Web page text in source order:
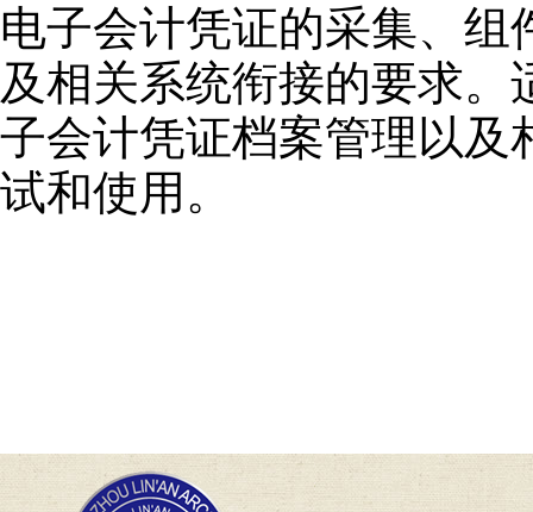
电子会计凭证的采集、
及相关系统衔接的要求
子会计凭证档案管理以及
试和使用。